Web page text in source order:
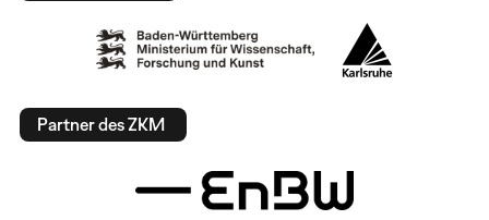
Partner des ZKM